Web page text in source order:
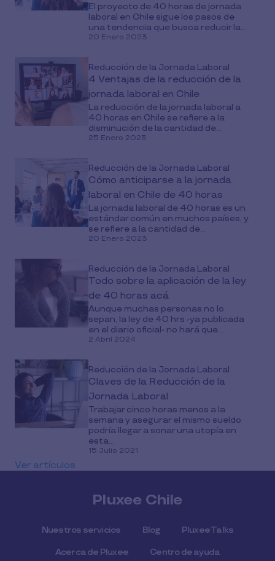
El proyecto de 40 horas de jornada
laboral en Chile sigue los pasos de
una tendencia que busca reducir la...
20 Enero 2023
Reducción de la Jornada Laboral
4 Ventajas de la reducción de la
jornada laboral en Chile
La reducción de la jornada laboral a
40 horas en Chile se refiere a la
disminución de la cantidad de...
25 Enero 2023
Reducción de la Jornada Laboral
Cómo anticiparse a la jornada
laboral en Chile de 40 horas
La jornada laboral de 40 horas es un
estándar común en muchos países, y
se refiere a la cantidad de...
20 Enero 2023
Reducción de la Jornada Laboral
Todo sobre la aplicación de la ley
de 40 horas acá
Aunque muchas personas no lo
sepan, la ley de 40 hrs -ya publicada
en el diario oficial- no hará que...
2 Abril 2024
Reducción de la Jornada Laboral
Claves de la Reducción de la
Jornada Laboral
Trabajar cinco horas menos a la
semana y asegurar el mismo sueldo
podría llegar a sonar una utopía en
esta...
15 Julio 2021
Ver artículos
Pluxee Chile
Nuestros servicios Blog Pluxee Talks
Acerca de Pluxee Centro de ayuda